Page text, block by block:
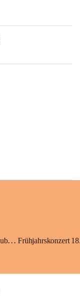
150 Jahre Freiwillige Feuerwehr Paternion – Jubiläumsfest Frühjahrskonzert